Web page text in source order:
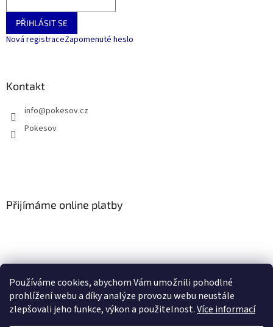
Používáme cookies, abychom Vám umožnili pohodlné
prohlížení webu a díky analýze provozu webu neustále
zlepšovali jeho funkce, výkon a použitelnost.Více informací
PŘIHLÁSIT SE
Nová registraceZapomenuté heslo
Kontakt
info@pokesov.cz
Pokesov
Přijímáme online platby
SLOVNÍČEK POJMŮ